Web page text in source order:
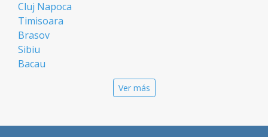
Cluj Napoca
Timisoara
Brasov
Sibiu
Bacau
Ver más